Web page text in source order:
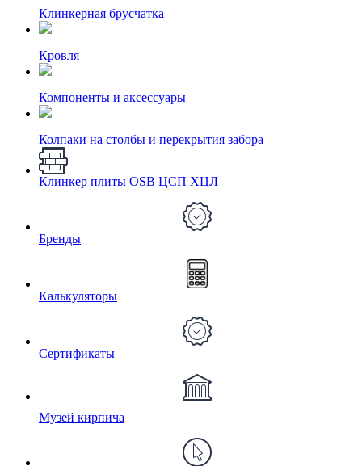
Клинкерная брусчатка
Кровля
Компоненты и аксессуары
Колпаки на столбы и перекрытия забора
Клинкер плиты OSB ЦСП ХЦЛ
Бренды
Калькуляторы
Сертификаты
Музей кирпича